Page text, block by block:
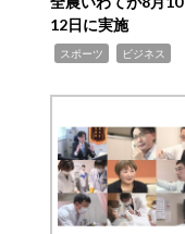
12日に実施
スポーツ ビジネス